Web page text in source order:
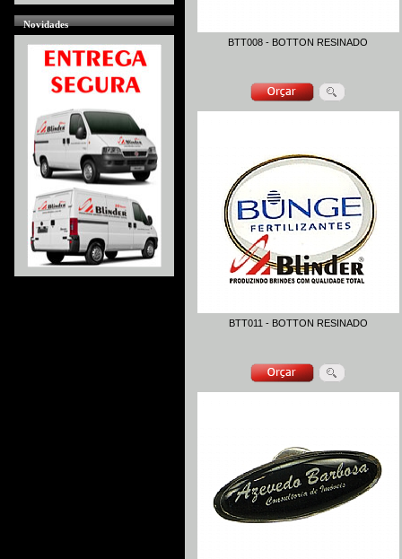
Novidades
BTT008 - BOTTON RESINADO
BTT011 - BOTTON RESINADO